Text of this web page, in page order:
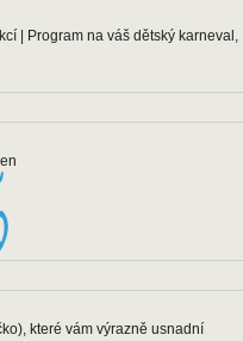
| Program na váš dětský karneval,
které vám výrazně usnadní